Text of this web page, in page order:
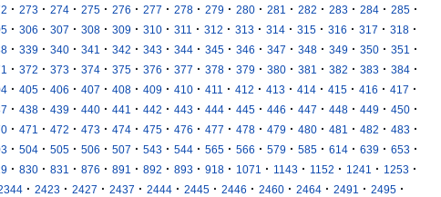
· 273 · 274 · 275 · 276 · 277 · 278 · 279 · 280 · 281 · 282 · 283 · 284 · 285 ·
· 306 · 307 · 308 · 309 · 310 · 311 · 312 · 313 · 314 · 315 · 316 · 317 · 318 ·
· 339 · 340 · 341 · 342 · 343 · 344 · 345 · 346 · 347 · 348 · 349 · 350 · 351 ·
· 372 · 373 · 374 · 375 · 376 · 377 · 378 · 379 · 380 · 381 · 382 · 383 · 384 ·
· 405 · 406 · 407 · 408 · 409 · 410 · 411 · 412 · 413 · 414 · 415 · 416 · 417 ·
· 438 · 439 · 440 · 441 · 442 · 443 · 444 · 445 · 446 · 447 · 448 · 449 · 450 ·
· 471 · 472 · 473 · 474 · 475 · 476 · 477 · 478 · 479 · 480 · 481 · 482 · 483 ·
· 504 · 505 · 506 · 507 · 543 · 544 · 565 · 566 · 579 · 585 · 614 · 639 · 653 ·
· 830 · 831 · 876 · 891 · 892 · 893 · 918 · 1071 · 1143 · 1152 · 1241 · 1253 ·
· 2423 · 2427 · 2437 · 2444 · 2445 · 2446 · 2460 · 2464 · 2491 · 2495 ·